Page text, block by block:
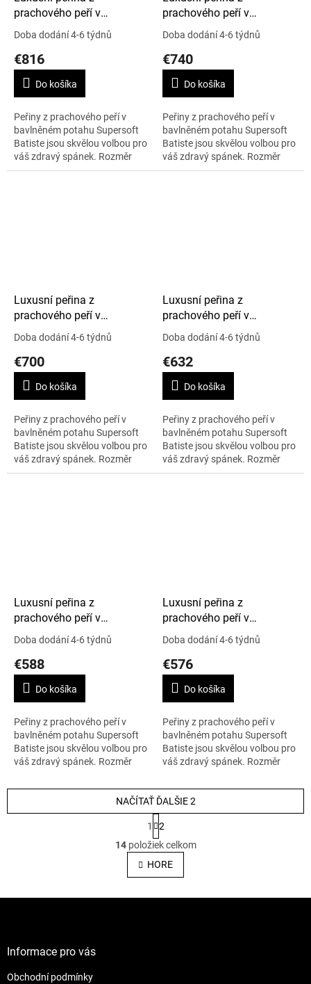
prachového peří v
Supersoft Batiste, 200 x
220 cm, Cold Winter
Doba dodání 4-6 týdnů
€816
Do košíka
Peřiny z prachového peří v
bavlněném potahu Supersoft
Batiste jsou skvělou volbou pro
váš zdravý spánek. Rozměr
peřiny 200 x 220 cm, nejvyšší
prachového peří v
Supersoft Batiste, 200 x
200 cm, Cold Winter
Doba dodání 4-6 týdnů
€740
Do košíka
Peřiny z prachového peří v
bavlněném potahu Supersoft
Batiste jsou skvělou volbou pro
váš zdravý spánek. Rozměr
peřiny 200 x 200 cm, nejvyšší
Luxusní peřina z
prachového peří v
Supersoft Batiste, 180 x
210 cm, Cold Winter
Doba dodání 4-6 týdnů
€700
Do košíka
Peřiny z prachového peří v
bavlněném potahu Supersoft
Batiste jsou skvělou volbou pro
váš zdravý spánek. Rozměr
peřiny 180 x 210 cm, nejvyšší
Luxusní peřina z
prachového peří v
Supersoft Batiste, 155 x
220 cm, Cold Winter
Doba dodání 4-6 týdnů
€632
Do košíka
Peřiny z prachového peří v
bavlněném potahu Supersoft
Batiste jsou skvělou volbou pro
váš zdravý spánek. Rozměr
peřiny 155 x 220 cm, nejvyšší
Luxusní peřina z
prachového peří v
Supersoft Batiste, 150 x
210 cm, Cold Winter
Doba dodání 4-6 týdnů
€588
Do košíka
Peřiny z prachového peří v
bavlněném potahu Supersoft
Batiste jsou skvělou volbou pro
váš zdravý spánek. Rozměr
teplotní bod Cold Winter.
Luxusní peřina z
prachového peří v
Supersoft Batiste, 155 x
200 cm, Cold Winter
Doba dodání 4-6 týdnů
€576
Do košíka
Peřiny z prachového peří v
bavlněném potahu Supersoft
Batiste jsou skvělou volbou pro
váš zdravý spánek. Rozměr
teplotní bod Cold Winter.
Váha...
O
v
l
á
NAČÍTAŤ ĎALŠIE 2
S
t
r
á
n
k
v
1
2
14položiek celkom
HORE
Informace pro vás
Obchodní podmínky